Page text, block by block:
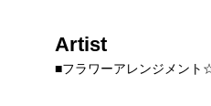
Artist
■フラワーアレンジメン